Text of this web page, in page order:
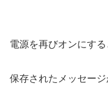
電源を再びオンにする
保存されたメッセージ